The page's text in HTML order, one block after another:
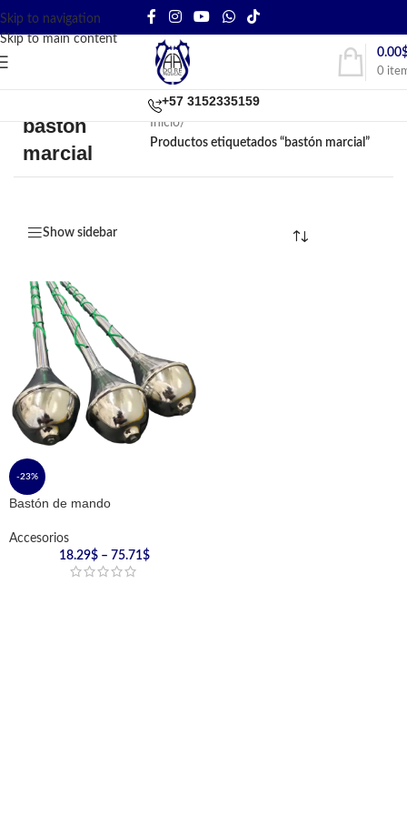
Skip to navigation
Skip to main content
0
0.00
+57 3152335159
bastón
marcial
Inicio/
Productos etiquetados “bastón marcial”
Show sidebar
-23%
Bastón de mando
Accesorios
18.29$ – 75.71$